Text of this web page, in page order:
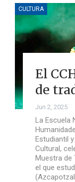
CULTURA
El
de
Jun 2, 2025
La Escuela
Estudiantil
Cultural,
Muestra de
el que